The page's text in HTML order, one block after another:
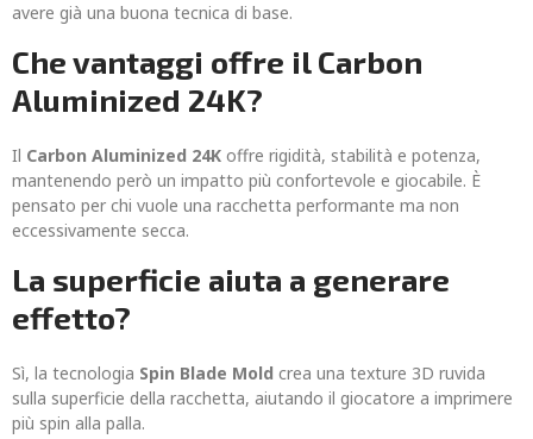
avere già una buona tecnica di base.
Che vantaggi offre il Carbon
Aluminized 24K?
Il Carbon Aluminized 24K offre rigidità, stabilità e potenza,
mantenendo però un impatto più confortevole e giocabile. È
pensato per chi vuole una racchetta performante ma non
eccessivamente secca.
La superficie aiuta a generare
effetto?
Sì, la tecnologia Spin Blade Mold crea una texture 3D ruvida
sulla superficie della racchetta, aiutando il giocatore a imprimere
più spin alla palla.